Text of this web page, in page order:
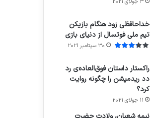
3 جولای 2021
خداحافظی زود هنگام بازیکن
تیم ملی فوتسال از دنیای بازی
30 سپتامبر 2021
راکستار داستان فوق‌العاده‌ی رد
دد ریدمپشن را چگونه روایت
کرد؟
11 جولای 2021